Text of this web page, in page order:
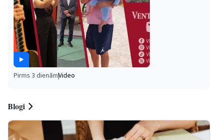
Pirms 3 dienām|Video
Blogi